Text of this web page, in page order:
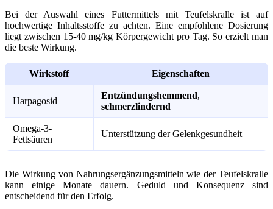
Bei der Auswahl eines Futtermittels mit Teufelskralle ist auf
hochwertige Inhaltsstoffe zu achten. Eine empfohlene Dosierung
liegt zwischen 15-40 mg/kg Körpergewicht pro Tag. So erzielt man
die beste Wirkung.
Wirkstoff Eigenschaften
Harpagosid
Entzündungshemmend,
schmerzlindernd
Omega-3-
Fettsäuren
Unterstützung der Gelenkgesundheit
Die Wirkung von Nahrungsergänzungsmitteln wie der Teufelskralle
kann einige Monate dauern. Geduld und Konsequenz sind
entscheidend für den Erfolg.